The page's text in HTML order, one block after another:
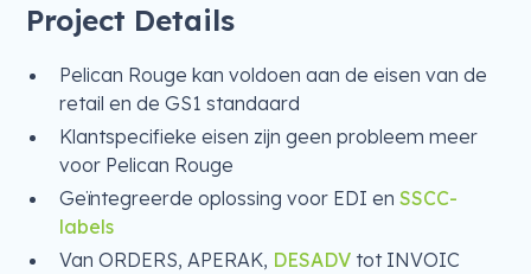
Project Details
Pelican Rouge kan voldoen aan de eisen van de
retail en de GS1 standaard
Klantspecifieke eisen zijn geen probleem meer
voor Pelican Rouge
Geïntegreerde oplossing voor EDI enSSCC-
labels
Van ORDERS, APERAK, DESADV tot INVOIC